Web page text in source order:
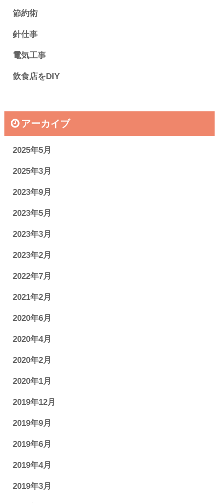
節約術
針仕事
電気工事
飲食店をDIY
アーカイブ
2025年5月
2025年3月
2023年9月
2023年5月
2023年3月
2023年2月
2022年7月
2021年2月
2020年6月
2020年4月
2020年2月
2020年1月
2019年12月
2019年9月
2019年6月
2019年4月
2019年3月